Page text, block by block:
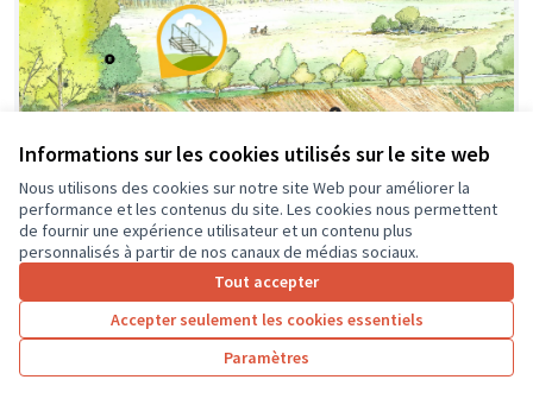
Informations sur les cookies utilisés sur le site web
Nous utilisons des cookies sur notre site Web pour améliorer la
performance et les contenus du site. Les cookies nous permettent
de fournir une expérience utilisateur et un contenu plus
personnalisés à partir de nos canaux de médias sociaux.
Tout accepter
Accepter seulement les cookies essentiels
Paramètres
Création d'une passerelle
Pageard
0 4